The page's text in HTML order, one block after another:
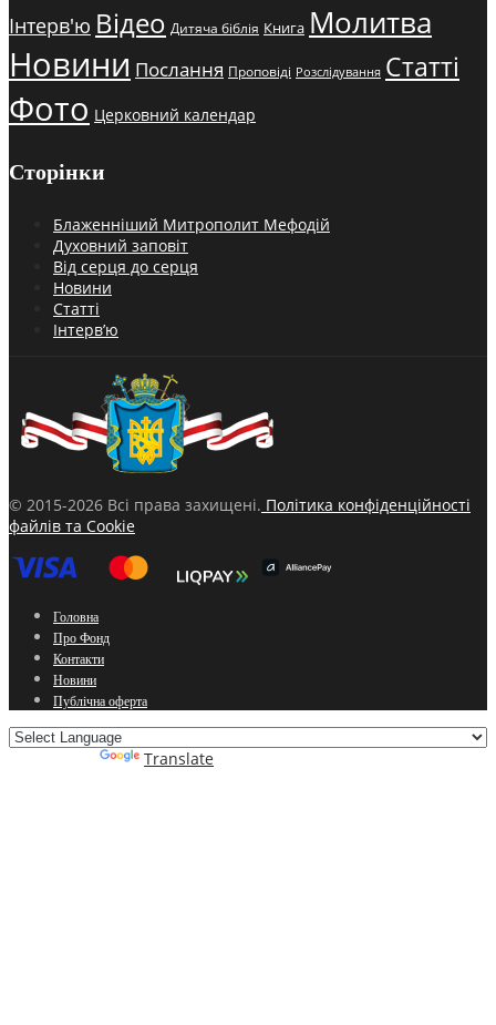
Інтерв'ю Відео Дитяча біблія Книга Молитва
Новини Послання Проповіді Розслідування Статті
Фото Церковний календар
Сторінки
Блаженніший Митрополит Мефодій
Духовний заповіт
Від серця до серця
Новини
Статті
Інтерв’ю
© 2015-2026 Всі права захищені. Політика конфіденційності
файлів та Cookie
Головна
Про Фонд
Контакти
Новини
Публічна оферта
Translate